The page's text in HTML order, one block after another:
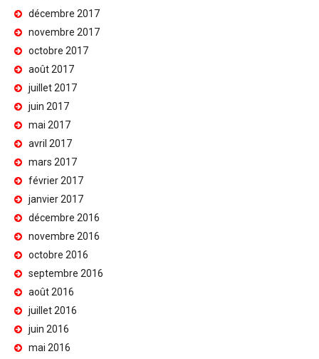
décembre 2017
novembre 2017
octobre 2017
août 2017
juillet 2017
juin 2017
mai 2017
avril 2017
mars 2017
février 2017
janvier 2017
décembre 2016
novembre 2016
octobre 2016
septembre 2016
août 2016
juillet 2016
juin 2016
mai 2016